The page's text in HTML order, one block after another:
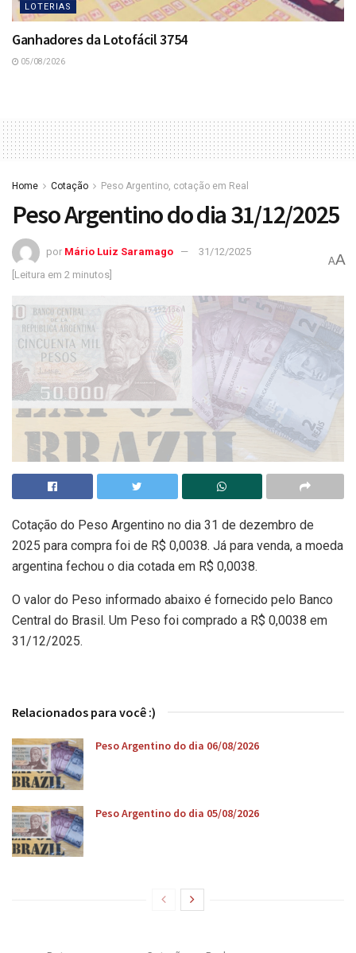
LOTERIAS
Ganhadores da Lotofácil 3754
05/08/2026
Home Cotação Peso Argentino, cotação em Real
Peso Argentino do dia 31/12/2025
por Mário Luiz Saramago
31/12/2025
[Leitura em 2 minutos]
AA
Cotação do Peso Argentino no dia 31 de dezembro de
2025 para compra foi de R$ 0,0038. Já para venda, a moeda
argentina fechou o dia cotada em R$ 0,0038.
O valor do Peso informado abaixo é fornecido pelo Banco
Central do Brasil. Um Peso foi comprado a R$ 0,0038 em
31/12/2025.
Relacionados para você :)
Peso Argentino do dia 06/08/2026
Peso Argentino do dia 05/08/2026